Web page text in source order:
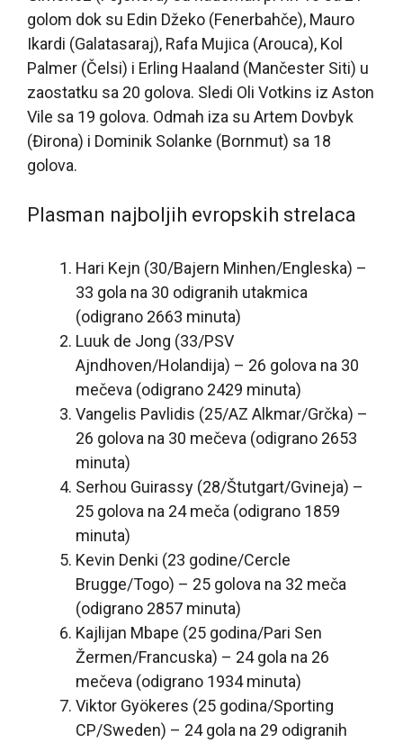
golom dok su Edin Džeko (Fenerbahče), Mauro
Ikardi (Galatasaraj), Rafa Mujica (Arouca), Kol
Palmer (Čelsi) i Erling Haaland (Mančester Siti) u
zaostatku sa 20 golova. Sledi Oli Votkins iz Aston
Vile sa 19 golova. Odmah iza su Artem Dovbyk
(Đirona) i Dominik Solanke (Bornmut) sa 18
golova.
Plasman najboljih evropskih strelaca
Hari Kejn (30/Bajern Minhen/Engleska) –
33 gola na 30 odigranih utakmica
(odigrano 2663 minuta)
Luuk de Jong (33/PSV
Ajndhoven/Holandija) – 26 golova na 30
mečeva (odigrano 2429 minuta)
Vangelis Pavlidis (25/AZ Alkmar/Grčka) –
26 golova na 30 mečeva (odigrano 2653
minuta)
Serhou Guirassy (28/Štutgart/Gvineja) –
25 golova na 24 meča (odigrano 1859
minuta)
Kevin Denki (23 godine/Cercle
Brugge/Togo) – 25 golova na 32 meča
(odigrano 2857 minuta)
Kajlijan Mbape (25 godina/Pari Sen
Žermen/Francuska) – 24 gola na 26
mečeva (odigrano 1934 minuta)
Viktor Gyökeres (25 godina/Sporting
CP/Sweden) – 24 gola na 29 odigranih